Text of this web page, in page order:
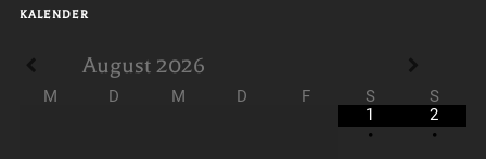
KALENDER
August 2026
M D M D F S
S
1
•
2
•